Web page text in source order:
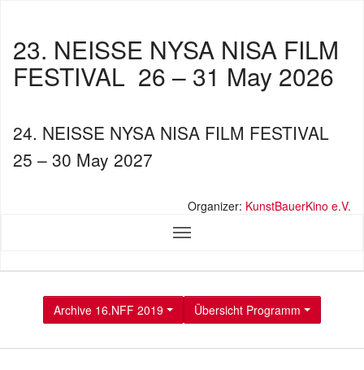
23. NEISSE NYSA NISA FILM
FESTIVAL 26 – 31 May 2026
24. NEISSE NYSA NISA FILM FESTIVAL
25 – 30 May 2027
Organizer: KunstBauerKino e.V.
Archive 16.NFF 2019 Übersicht Programm